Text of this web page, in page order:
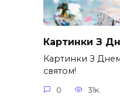
Картинки З
Картинки З
святом!
0 31к.